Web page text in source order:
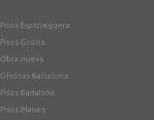
Pisos Esparreguera
Pisos Girona
Obra nueva
Oficinas Barcelona
Pisos Badalona
Pisos Blanes